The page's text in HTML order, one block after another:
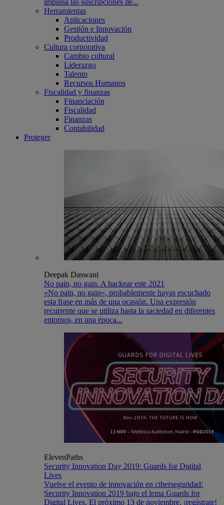
Herramientas
Aplicaciones
Gestión e Innovación
Productividad
Cultura corporativa
Cambio cultural
Liderazgo
Talento
Recursos Humanos
Fiscalidad y finanzas
Financiación
Fiscalidad
Finanzas
Contabilidad
Proteger
Deepak Daswani
No pain, no gain. A hackear este 2021
«No pain, no gain», probablemente hayas escuchado
esta frase en más de una ocasión. Una expresión
recurrente que se utiliza hasta la saciedad en diferentes
entornos, en una época...
ElevenPaths
Security Innovation Day 2019: Guards for Digital
Lives
Vuelve el evento de innovación en ciberseguridad:
Security Innovation 2019 bajo el lema Guards for
Digital Lives. El próximo 13 de noviembre, ¡regístrate!